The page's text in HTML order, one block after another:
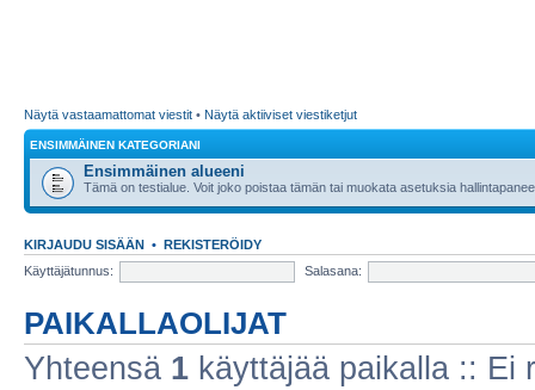
Näytä vastaamattomat viestit • Näytä aktiiviset viestiketjut
ENSIMMÄINEN KATEGORIANI
Ensimmäinen alueeni
Tämä on testialue. Voit joko poistaa tämän tai muokata asetuksia
KIRJAUDU SISÄÄN • REKISTERÖIDY
Käyttäjätunnus:
Salasana:
PAIKALLAOLIJAT
Yhteensä 1 käyttäjää paikalla :: Ei